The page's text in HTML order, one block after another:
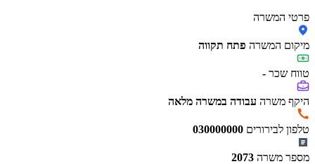
פרטי המשרה
מיקום המשרה פתח תקווה
טווח שכר -
היקף משרה עבודה במשרה מלאה
טלפון לבירורים 030000000
מספר משרה 2073